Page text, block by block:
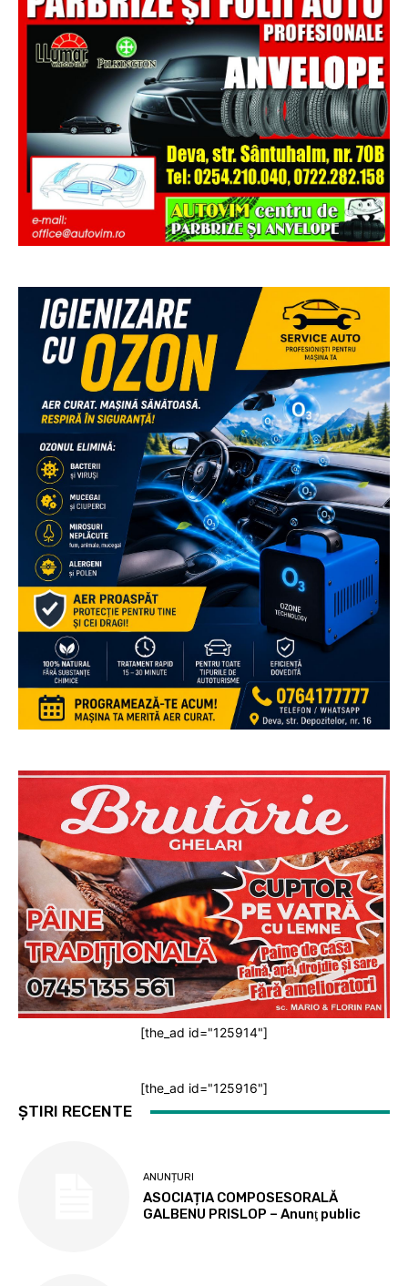
[the_ad id="125914"]
[the_ad id="125916"]
ȘTIRI RECENTE
ANUNȚURI
ASOCIAȚIA COMPOSESORALĂ
GALBENU PRISLOP – Anunţ public